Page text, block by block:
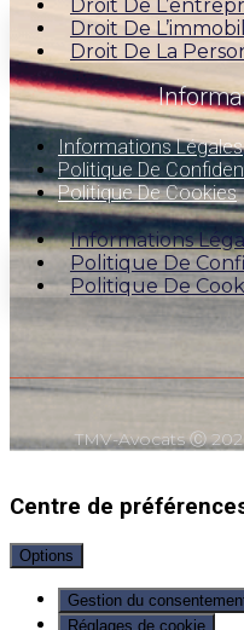
Droit De
Droit De
Droit De La
Informations Légales
Politique De
Politique De Cookies
Informations
Politique De
Politique De
TMV-Avocats Ⓒ
Centre de
Options
Gestion du
Réglages de cookie